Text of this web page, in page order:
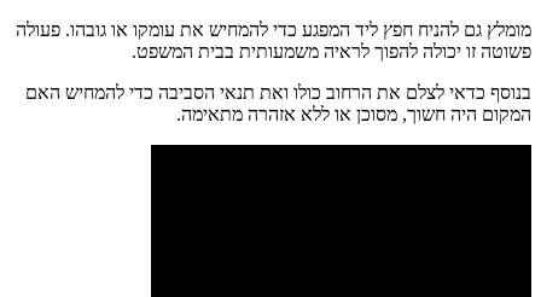
מומלץ גם להניח חפץ ליד המפגע כדי להמחיש את עומקו או גובהו. פעולה
פשוטה זו יכולה להפוך לראיה משמעותית בבית המשפט.
בנוסף כדאי לצלם את הרחוב כולו ואת תנאי הסביבה כדי להמחיש האם
המקום היה חשוך, מסוכן או ללא אזהרה מתאימה.